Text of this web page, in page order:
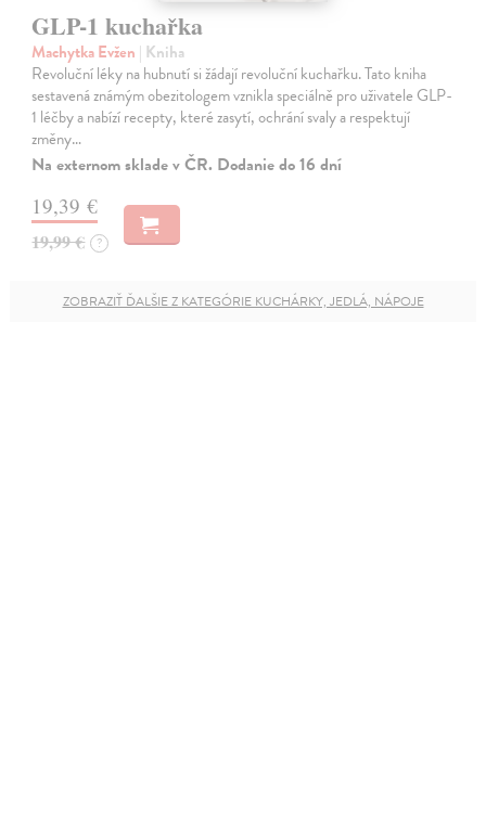
GLP-1 kuchařka
Machytka Evžen | Kniha
Revoluční léky na hubnutí si žádají revoluční kuchařku. Tato kniha
sestavená známým obezitologem vznikla speciálně pro uživatele GLP-
1 léčby a nabízí recepty, které zasytí, ochrání svaly a respektují
změny…
Na externom sklade v ČR. Dodanie do 16 dní
19,39 €
19,99 € ?
ZOBRAZIŤ ĎALŠIE Z KATEGÓRIE KUCHÁRKY, JEDLÁ, NÁPOJE